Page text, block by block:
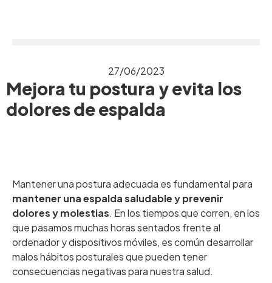
27/06/2023
Mejora tu postura y evita los
dolores de espalda
Mantener una postura adecuada es fundamental para
mantener una espalda saludable y prevenir
dolores y molestias. En los tiempos que corren, en los
que pasamos muchas horas sentados frente al
ordenador y dispositivos móviles, es común desarrollar
malos hábitos posturales que pueden tener
consecuencias negativas para nuestra salud.